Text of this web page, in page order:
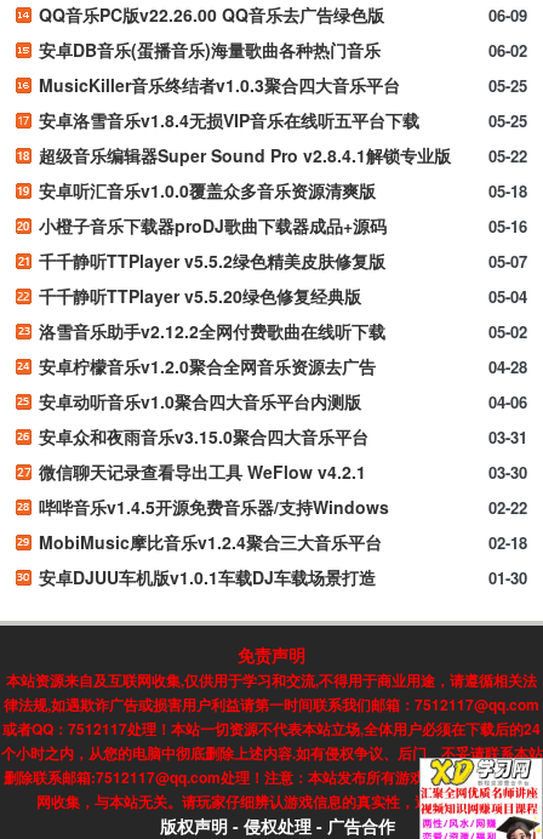
06-09
QQ音乐PC版v22.26.00 QQ音乐去广告绿色版
06-02
安卓DB音乐(蛋播音乐)海量歌曲各种热门音乐
05-25
MusicKiller音乐终结者v1.0.3聚合四大音乐平台
05-25
安卓洛雪音乐v1.8.4无损VIP音乐在线听五平台下载
05-22
超级音乐编辑器Super Sound Pro v2.8.4.1解锁专业版
05-18
安卓听汇音乐v1.0.0覆盖众多音乐资源清爽版
05-16
小橙子音乐下载器proDJ歌曲下载器成品+源码
05-07
千千静听TTPlayer v5.5.2绿色精美皮肤修复版
05-04
千千静听TTPlayer v5.5.20绿色修复经典版
05-02
洛雪音乐助手v2.12.2全网付费歌曲在线听下载
04-28
安卓柠檬音乐v1.2.0聚合全网音乐资源去广告
04-06
安卓动听音乐v1.0聚合四大音乐平台内测版
03-31
安卓众和夜雨音乐v3.15.0聚合四大音乐平台
03-30
微信聊天记录查看导出工具 WeFlow v4.2.1
02-22
哔哔音乐v1.4.5开源免费音乐器/支持Windows
02-18
MobiMusic摩比音乐v1.2.4聚合三大音乐平台
01-30
安卓DJUU车机版v1.0.1车载DJ车载场景打造
免责声明
本站资源来自及互联网收集,仅供用于学习和交流,不得用于商业用途，请遵循相关法
律法规,如遇欺诈广告或损害用户利益请第一时间联系我们邮箱：7512117@qq.com
或者QQ：7512117处理！本站一切资源不代表本站立场,全体用户必须在下载后的24
个小时之内，从您的电脑中彻底删除上述内容.如有侵权争议、后门、不妥请联系本站
删除联系邮箱:7512117@qq.com处理！注意：本站发布所有游戏信息，均来自互联
网收集，与本站无关。请玩家仔细辨认游戏信息的真实性，避免上当受骗!
版权声明 - 侵权处理 - 广告合作